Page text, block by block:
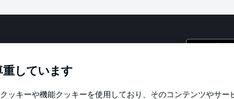
しています
ッキーや機能クッキーを使用しており、そのコンテンツやサ